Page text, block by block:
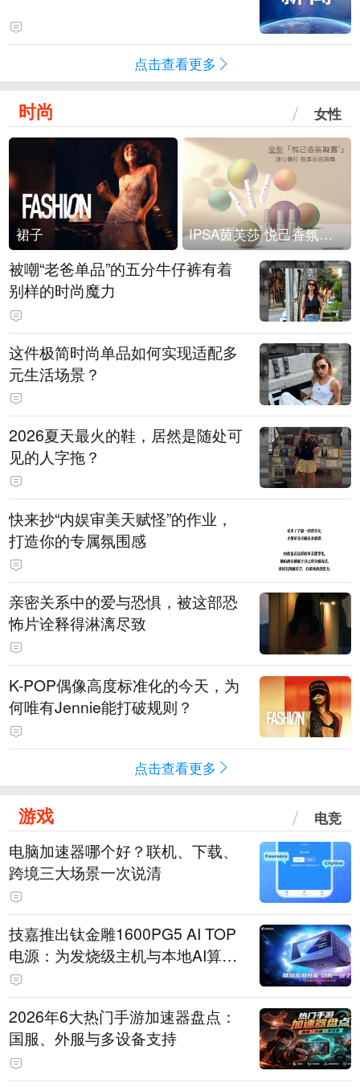
点击查看更多
时尚 女性
裙子 IPSA茵芙莎 悦己香氛凝露上市
被嘲“老爸单品”的五分牛仔裤有着
别样的时尚魔力
这件极简时尚单品如何实现适配多
元生活场景？
2026夏天最火的鞋，居然是随处可
见的人字拖？
快来抄“内娱审美天赋怪”的作业，
打造你的专属氛围感
亲密关系中的爱与恐惧，被这部恐
怖片诠释得淋漓尽致
K-POP偶像高度标准化的今天，为
何唯有Jennie能打破规则？
点击查看更多
游戏 电竞
电脑加速器哪个好？联机、下载、
跨境三大场景一次说清
技嘉推出钛金雕1600PG5 AI TOP
电源：为发烧级主机与本地AI算力
打造旗舰供电方案
2026年6大热门手游加速器盘点：
国服、外服与多设备支持